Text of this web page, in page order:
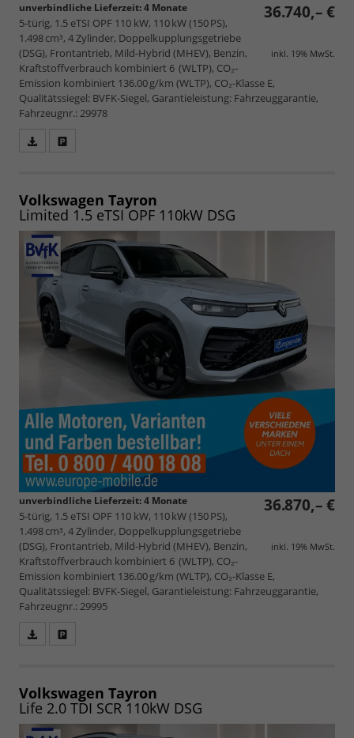
36.740,– €
inkl. 19% MwSt.
unverbindliche Lieferzeit:4 Monate
5-türig, 1.5 eTSI OPF 110 kW, 110 kW (150 PS),
1.498 cm³, 4 Zylinder, Doppelkupplungsgetriebe
(DSG), Frontantrieb, Mild-Hybrid (MHEV), Benzin,
Kraftstoffverbrauch kombiniert 6 (WLTP), CO₂-
Emission kombiniert 136.00 g/km (WLTP), CO₂-Klasse E,
Qualitätssiegel: BVFK-Siegel, Garantieleistung: Fahrzeuggarantie,
Fahrzeugnr.: 29978
speichern/drucken
Volkswagen Tayron
Limited 1.5 eTSI OPF 110kW DSG
36.870,– €
inkl. 19% MwSt.
unverbindliche Lieferzeit:4 Monate
5-türig, 1.5 eTSI OPF 110 kW, 110 kW (150 PS),
1.498 cm³, 4 Zylinder, Doppelkupplungsgetriebe
(DSG), Frontantrieb, Mild-Hybrid (MHEV), Benzin,
Kraftstoffverbrauch kombiniert 6 (WLTP), CO₂-
Emission kombiniert 136.00 g/km (WLTP), CO₂-Klasse E,
Qualitätssiegel: BVFK-Siegel, Garantieleistung: Fahrzeuggarantie,
Fahrzeugnr.: 29995
speichern/drucken
Volkswagen Tayron
Life 2.0 TDI SCR 110kW DSG